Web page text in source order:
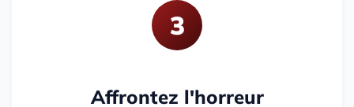
3
Affrontez l'horreur